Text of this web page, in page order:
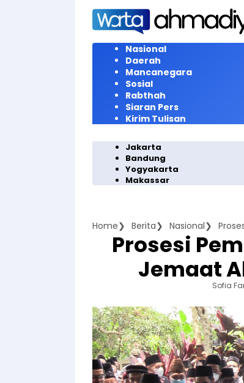
Langsung
konten
Nasional
Daerah
Mancanegara
Sosial
Rabthah
Siaran Pers
Kirim Tulisan
Jakarta
Bandung
Yogyakarta
Makassar
Home Berita Nasional
Prosesi
Jemaat
Sofia